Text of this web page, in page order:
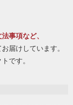
事項など、
届けしています。
です。